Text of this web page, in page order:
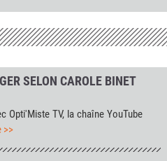
SELON CAROLE BINET
Opti'Miste TV, la chaîne YouTube
>>